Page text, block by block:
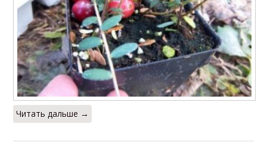
Читать дальше →